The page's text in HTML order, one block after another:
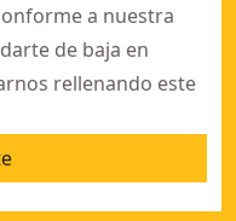
a nuestra
de baja en
rellenando este